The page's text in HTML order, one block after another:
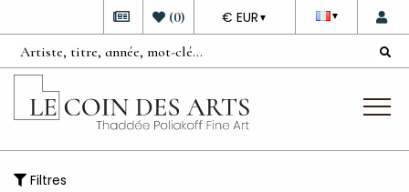
▼
DEVISE
€ EUR ▼
(0)
Filtres